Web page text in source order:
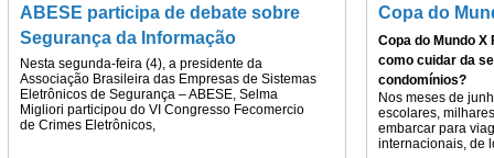
ABESE participa de debate sobre
Segurança da Informação
Nesta segunda-feira (4), a presidente da
Associação Brasileira das Empresas de Sistemas
Eletrônicos de Segurança – ABESE, Selma
Migliori participou do VI Congresso Fecomercio
de Crimes Eletrônicos,
Copa do
Copa do Mundo
como cuidar da
condomínios?
Nos meses de
escolares,
embarcar para
internacionais, de